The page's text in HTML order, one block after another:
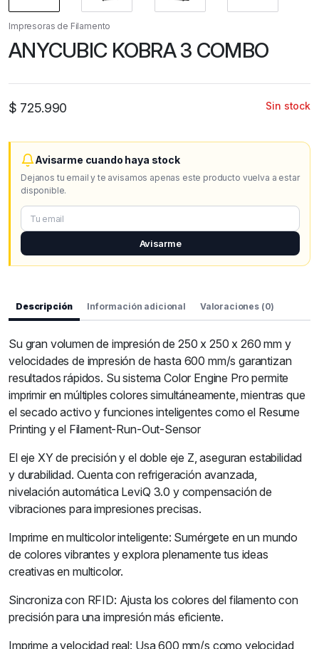
Impresoras de Filamento
ANYCUBIC KOBRA 3 COMBO
$ 725.990 Sin stock
Avisarme cuando haya stock
Dejanos tu email y te avisamos apenas este producto vuelva a estar
disponible.
Avisarme
Descripción Información adicional Valoraciones (0)
Su gran volumen de impresión de 250 x 250 x 260 mm y
velocidades de impresión de hasta 600 mm/s garantizan
resultados rápidos. Su sistema Color Engine Pro permite
imprimir en múltiples colores simultáneamente, mientras que
el secado activo y funciones inteligentes como el Resume
Printing y el Filament-Run-Out-Sensor
El eje XY de precisión y el doble eje Z, aseguran estabilidad
y durabilidad. Cuenta con refrigeración avanzada,
nivelación automática LeviQ 3.0 y compensación de
vibraciones para impresiones precisas.
Imprime en multicolor inteligente: Sumérgete en un mundo
de colores vibrantes y explora plenamente tus ideas
creativas en multicolor.
Sincroniza con RFID: Ajusta los colores del filamento con
precisión para una impresión más eficiente.
Imprime a velocidad real: Usa 600 mm/s como velocidad